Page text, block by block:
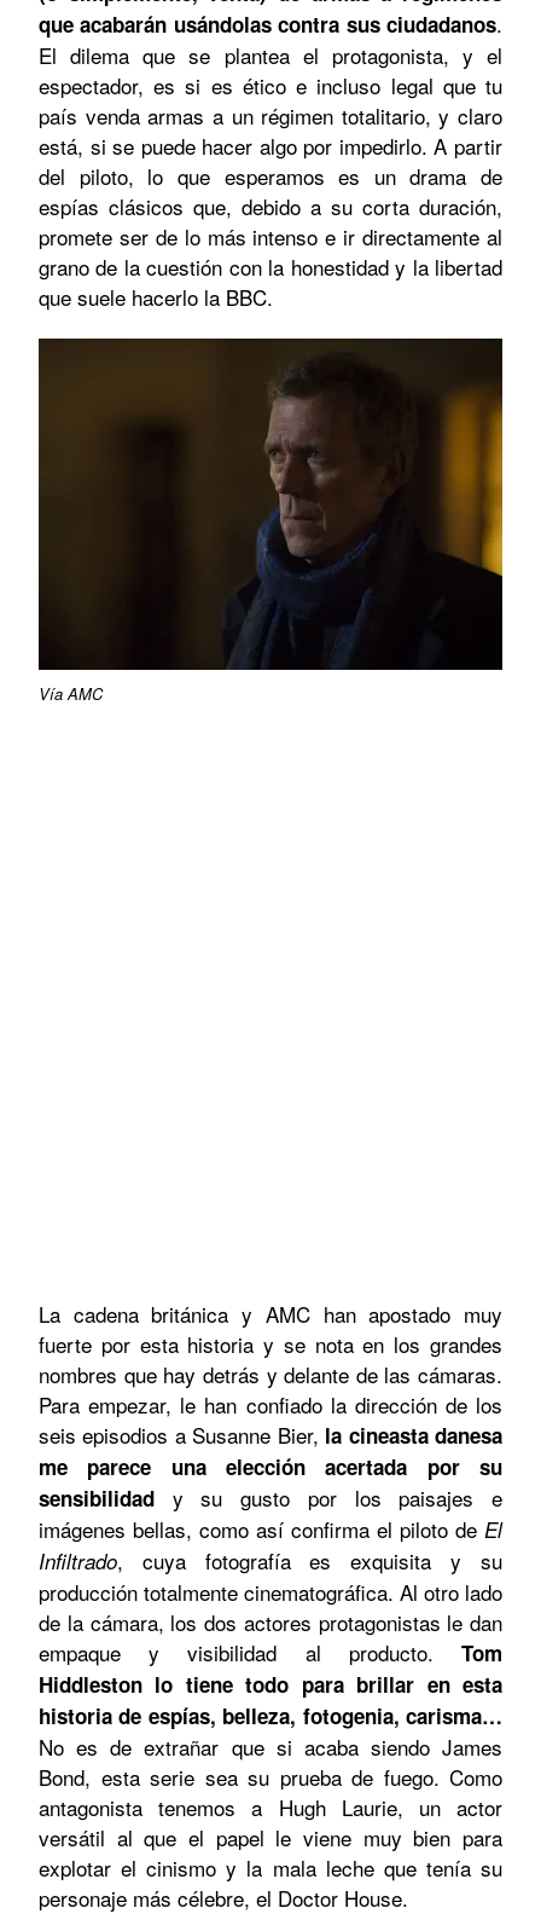
que acabarán usándolas contra sus ciudadanos.
El dilema que se plantea el protagonista, y el
espectador, es si es ético e incluso legal que tu
país venda armas a un régimen totalitario, y claro
está, si se puede hacer algo por impedirlo. A partir
del piloto, lo que esperamos es un drama de
espías clásicos que, debido a su corta duración,
promete ser de lo más intenso e ir directamente al
grano de la cuestión con la honestidad y la libertad
que suele hacerlo la BBC.
Vía AMC
La cadena británica y AMC han apostado muy
fuerte por esta historia y se nota en los grandes
nombres que hay detrás y delante de las cámaras.
Para empezar, le han confiado la dirección de los
seis episodios a Susanne Bier, la cineasta danesa
me parece una elección acertada por su
sensibilidad y su gusto por los paisajes e
imágenes bellas, como así confirma el piloto de El
Infiltrado, cuya fotografía es exquisita y su
producción totalmente cinematográfica. Al otro lado
de la cámara, los dos actores protagonistas le dan
empaque y visibilidad al producto. Tom
Hiddleston lo tiene todo para brillar en esta
historia de espías, belleza, fotogenia, carisma…
No es de extrañar que si acaba siendo James
Bond, esta serie sea su prueba de fuego. Como
antagonista tenemos a Hugh Laurie, un actor
versátil al que el papel le viene muy bien para
explotar el cinismo y la mala leche que tenía su
personaje más célebre, el Doctor House.